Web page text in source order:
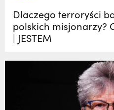
Dlaczego terroryści
polskich misjonarzy?
| JESTEM